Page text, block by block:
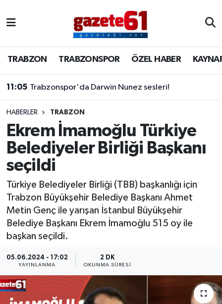
TRABZON TRABZONSPOR ÖZEL HABER
11:05 Trabzonspor'da Darwin Nunez sesleri!
HABERLER TRABZON
Ekrem İmamoğlu Türkiye
Belediyeler Birliği Başkanı
seçildi
Türkiye Belediyeler Birliği (TBB) başkanlığı için
Trabzon Büyükşehir Belediye Başkanı Ahmet
Metin Genç ile yarışan İstanbul Büyükşehir
Belediye Başkanı Ekrem İmamoğlu 515 oy ile
başkan seçildi.
05.06.2024 - 17:02
YAYINLANMA
2 DK
OKUNMA SÜRESI
TRABZONSPOR
ÖZEL HABER
KAYNAR KAZAN
SİYASET
GÜNDEM
Trabzon Nöbetçi Eczaneler
Trabzon Hava Durumu
Trabzon Namaz Vakitleri
Trabzon Trafik Yoğunluk Haritası
Süper Lig Puan Durumu ve Fikstür
Tüm Manşetler
Son Dakika Haberleri
Haber Arşivi